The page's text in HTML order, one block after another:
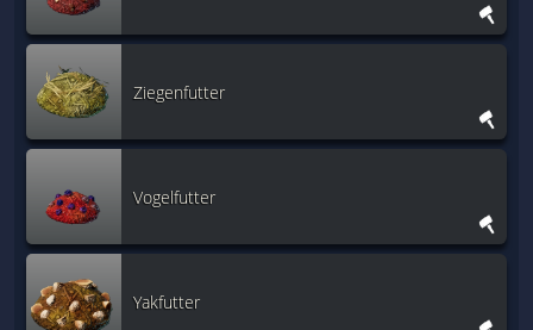
Ziegenfutter
Vogelfutter
Yakfutter